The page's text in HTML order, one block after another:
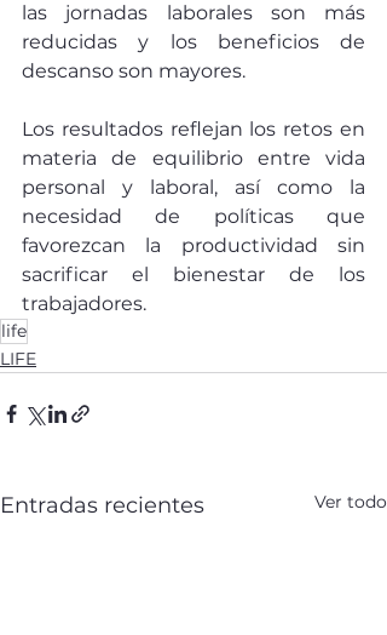
las jornadas laborales son más
reducidas y los beneficios de
descanso son mayores.
Los resultados reflejan los retos en
materia de equilibrio entre vida
personal y laboral, así como la
necesidad de políticas que
favorezcan la productividad sin
sacrificar el bienestar de los
trabajadores.
life
LIFE
Entradas recientes Ver todo